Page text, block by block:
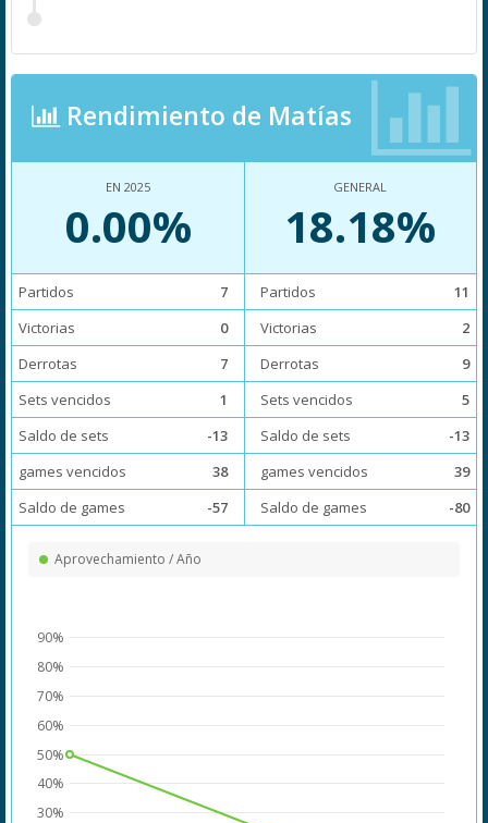
Rendimiento de Matías
EN 2025
0.00%
Partidos
7
Victorias
0
Derrotas
7
Sets vencidos
1
Saldo de sets
-13
games vencidos
38
Saldo de games
-57
GENERAL
18.18%
Partidos
11
Victorias
2
Derrotas
9
Sets vencidos
5
Saldo de sets
-13
games vencidos
39
Saldo de games
-80
Aprovechamiento / Año
30%
40%
50%
60%
70%
80%
90%